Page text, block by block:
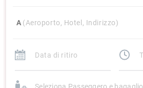
A (Aeroporto, Hotel, Indirizzo)
Seleziona Passeggero e bagaglio